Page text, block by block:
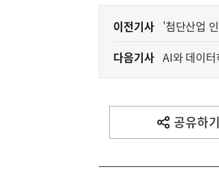
이
다
음
기
영
역
이전기사 '첨단산업
다음기사 AI와 데이
공유하기
열
기